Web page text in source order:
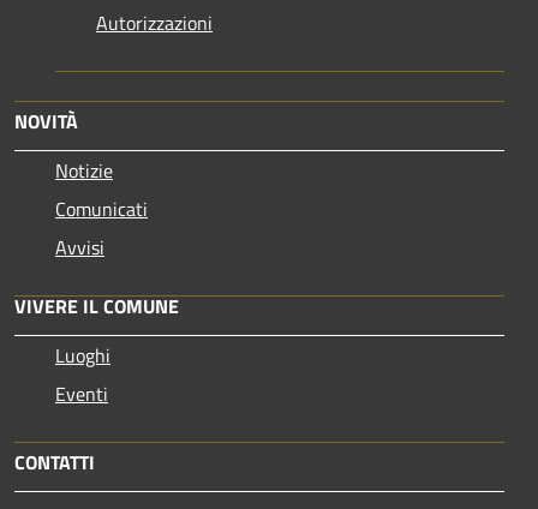
Autorizzazioni
NOVITÀ
Notizie
Comunicati
Avvisi
VIVERE IL COMUNE
Luoghi
Eventi
CONTATTI